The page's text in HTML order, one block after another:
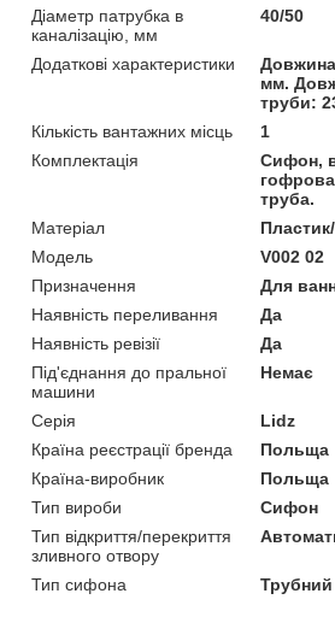
Діаметр патрубка в
каналізацію, мм
40/50
Додаткові характеристики
мм.
труби:
Кількість вантажних місць
1
Комплектація
Сифон,
труба.
Матеріал
Мoдель
V002 02
Призначення
Для
Наявність переливання
Да
Наявність ревізії
Да
Під'єднання до пральної
машини
Немає
Серія
Lidz
Країна реєстрації бренда
Польща
Країна-виробник
Польща
Тип вироби
Сифон
Тип відкриття/перекриття
зливного отвору
Тип сифона